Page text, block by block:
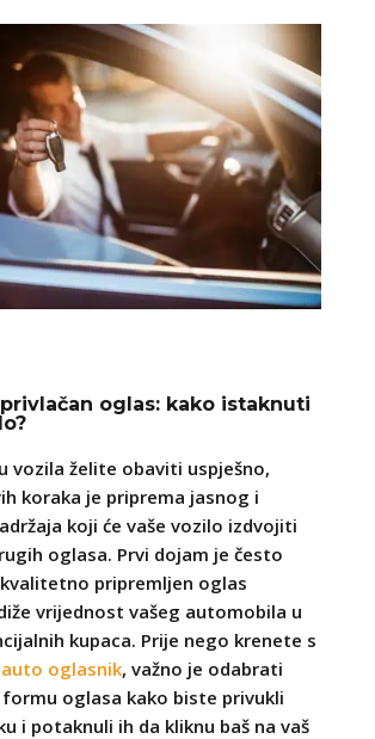
oglas: kako istaknuti
vozila želite obaviti uspješno,
koraka je priprema jasnog i
koji će vaše vozilo izdvojiti
oglasa. Prvi dojam je često
pripremljen oglas
vrijednost vašeg automobila u
kupaca. Prije nego krenete s
auto oglasnik, važno je odabrati
oglasa kako biste privukli
i potaknuli ih da kliknu baš na vaš